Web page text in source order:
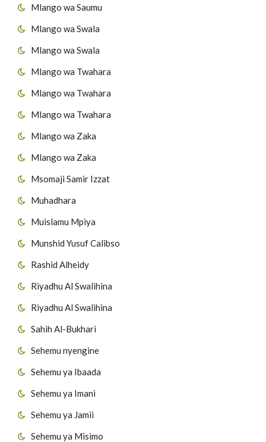
Mlango wa Saumu
Mlango wa Swala
Mlango wa Swala
Mlango wa Twahara
Mlango wa Twahara
Mlango wa Twahara
Mlango wa Zaka
Mlango wa Zaka
Msomaji Samir Izzat
Muhadhara
Muislamu Mpiya
Munshid Yusuf Calibso
Rashid Alheidy
Riyadhu Al Swalihina
Riyadhu Al Swalihina
Sahih Al-Bukhari
Sehemu nyengine
Sehemu ya Ibaada
Sehemu ya Imani
Sehemu ya Jamii
Sehemu ya Misimo